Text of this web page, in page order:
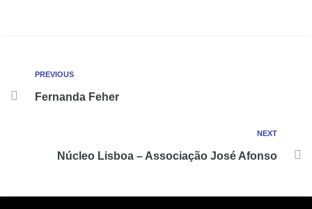
PREVIOUS
Fernanda Feher
NEXT
Núcleo Lisboa – Associação José Afonso